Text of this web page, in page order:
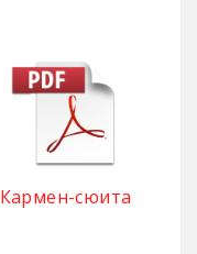
Кармен-сюита